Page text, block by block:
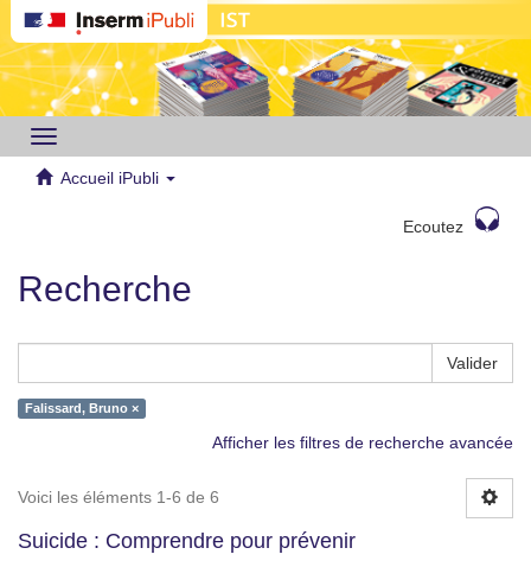
Toggle
navigation
Accueil iPubli
Ecoutez
Recherche
Valider
Falissard, Bruno ×
Afficher les filtres de recherche avancée
Voici les éléments 1-6 de 6
Suicide : Comprendre pour prévenir